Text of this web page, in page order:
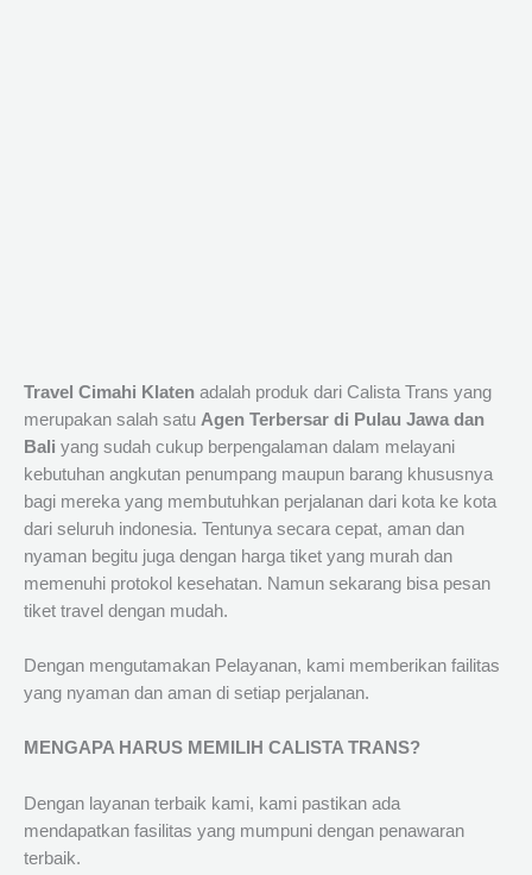
Travel Cimahi Klaten adalah produk dari Calista Trans yang
merupakan salah satu Agen Terbersar di Pulau Jawa dan
Bali yang sudah cukup berpengalaman dalam melayani
kebutuhan angkutan penumpang maupun barang khususnya
bagi mereka yang membutuhkan perjalanan dari kota ke kota
dari seluruh indonesia. Tentunya secara cepat, aman dan
nyaman begitu juga dengan harga tiket yang murah dan
memenuhi protokol kesehatan. Namun sekarang bisa pesan
tiket travel dengan mudah.
Dengan mengutamakan Pelayanan, kami memberikan failitas
yang nyaman dan aman di setiap perjalanan.
MENGAPA HARUS MEMILIH CALISTA TRANS?
Dengan layanan terbaik kami, kami pastikan ada
mendapatkan fasilitas yang mumpuni dengan penawaran
terbaik.